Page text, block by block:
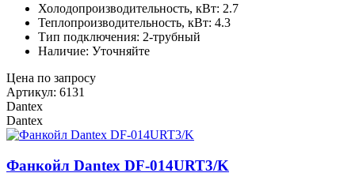
Холодопроизводительность, кВт: 2.7
Теплопроизводительность, кВт: 4.3
Тип подключения: 2-трубный
Наличие: Уточняйте
Цена по запросу
Артикул: 6131
Dantex
Dantex
Фанкойл Dantex DF-014URT3/K